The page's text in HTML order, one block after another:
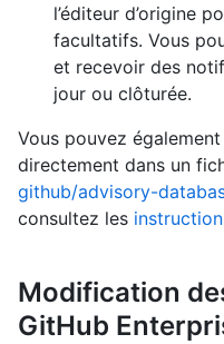
l’éditeur d’origine
facultatifs. Vous
et recevoir des
jour ou clôturée.
Vous pouvez
directement dans un
github/advisory-
consultez les
Modification
GitHub